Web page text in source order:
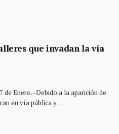
que invadan la vía
de Enero. -Debido a la aparición de
en vía pública y…